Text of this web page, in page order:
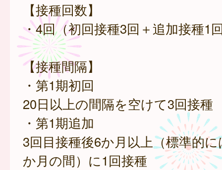
【接種回数】
・4回（初回接種3回＋追加接種1
【接種間隔】
・第1期初回
20日以上の間隔を空けて3回接種
・第1期追加
3回目接種後6か月以上（標準的
か月の間）に1回接種